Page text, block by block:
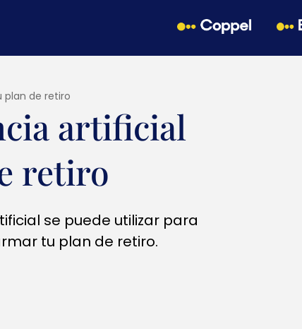
de retiro
artificial
retiro
se puede utilizar para
tu plan de retiro.